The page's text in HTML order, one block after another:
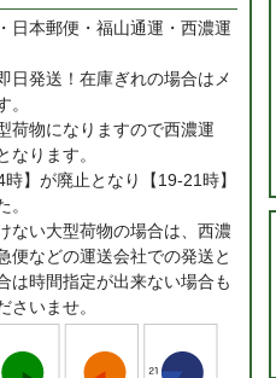
日本郵便・福山通運・西濃運
日発送！在庫ぎれの場合はメ
。
荷物になりますので西濃運
なります。
】が廃止となり【19-21時】
。
ない大型荷物の場合は、西濃
便などの運送会社での発送と
は時間指定が出来ない場合も
さいませ。